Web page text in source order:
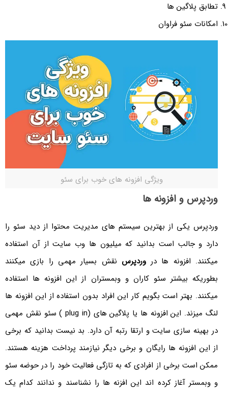
تطابق پلاگین ها
امکانات سئو فراوان
ویژگی افزونه های خوب برای سئو
وردپرس و افزونه ها
وردپرس یکی از بهترین سیستم های مدیریت محتوا از دید سئو را
دارد و جالب است بدانید که میلیون ها وب سایت از آن استفاده
میکنند. افزونه ها در وردپرسنقش بسیار مهمی را بازی میکنند
بطوریکه بیشتر سئو کاران و وبمستران از این افزونه ها استفاده
میکنند. بهتر است بگویم کار این افراد بدون استفاده از این افزونه ها
لنگ میزند. این افزونه ها یا پلاگین های ( plug in) سئو نقش مهمی
در بهینه سازی سایت و ارتقا رتبه آن دارد. بد نیست بدانید که برخی
از این افزونه ها رایگان و برخی دیگر نیازمند پرداخت هزینه هستند.
ممکن است برخی از افرادی که به تازگی فعالیت خود را در حوضه سئو
و وبمستر آغاز کرده اند این افزنه ها را نشناسند و ندانند کدام یک